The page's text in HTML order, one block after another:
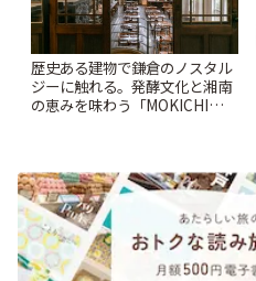
歴史ある建物で鎌倉のノスタル
ジーに触れる。発酵文化と湘南
の恵みを味わう「MOKICHI